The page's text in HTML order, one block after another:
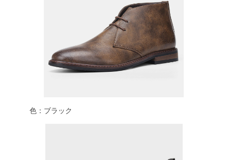
色：ブラック